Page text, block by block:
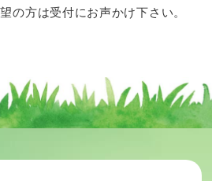
の方は受付にお声かけ下さい。